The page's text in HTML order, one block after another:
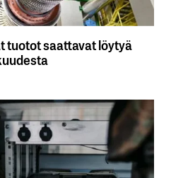
tuotot saattavat löytyä